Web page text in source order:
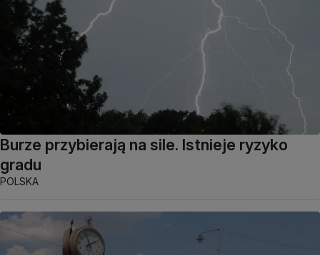
Burze przybierają na sile. Istnieje ryzyko
gradu
POLSKA